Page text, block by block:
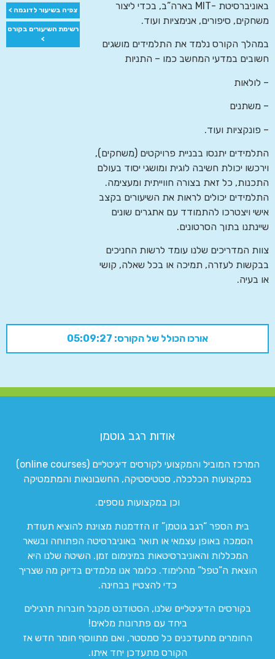
צפיה בשיעור לדוגמה >
רשימת השיעורים בקורס
>
באוניברסיטת -MIT בארה”ב, בכדי ליצור
משחקים, סיפורים, אנימציות ועוד.
במהלך הקורס נלמד את התלמידים מושגים
חשובים במדעי המחשב כמו – התניות
– לולאות
– משתנים
– פונקציות ועוד.
התלמידים יתנסו בבניית פרויקטים (משחקים),
וירכשו יכולת חשיבה לוגית ומושגי יסוד בעולם
התכנות, כל זאת בצורה חווייתית ומעצימה.
התלמידים יכולים לראות את השיעורים בקצב
אישי ויצטרכו להתמודד עם אתגרים שונים
שיינתנו בתוך הסרטונים.
צוות המדריכים שלנו עומד לרשות החניכים
בבקשות לעזרה, תמיכה או בכל שאלה, קושי
או בעיה.
אורכו הכולל של הקורס: 05:09:27
אודות רגב גוטמן
המרכז המוביל והמקצועי לקורסים דיגיטליים (online courses)
במקצועות הכלכלה, סטטיסטיקה, החשבונאות והמתמטיקה
וכן במקצועות נוספים.
בית הספר “רגב גוטמן” זו הזדמנות מצוינת להוציא תעודת
הסמכה באופן עצמאי או תואר באוניברסיטה הפתוחה ובשאר
המכללות והאוניברסיטאות במינימום זמן. השיטה שלנו היא
הוצאת ה”טפל” מהלימוד. כלומר אנו מלמדים בדיוק מה שצריך
כדי להצטיין בבחינה.
בקורסים הדיגיטליים שלנו, הסטודנט מקבל חוברות תרגילים
ביחד עם פתרונות מלאים!
החומרים מתעדכנים כל סמסטר, ואם מתווסף חומר חדש אז
הקורס מתעדכן יחד איתו.